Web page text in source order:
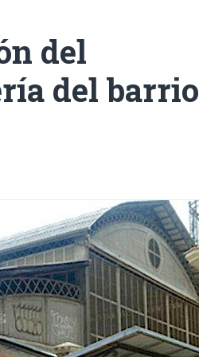
del
del barrio